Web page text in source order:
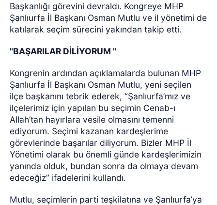
Başkanlığı görevini devraldı. Kongreye MHP
Şanlıurfa İl Başkanı Osman Mutlu ve il yönetimi de
katılarak seçim sürecini yakından takip etti.
"BAŞARILAR DİLİYORUM "
Kongrenin ardından açıklamalarda bulunan MHP
Şanlıurfa İl Başkanı Osman Mutlu, yeni seçilen
ilçe başkanını tebrik ederek, “Şanlıurfa’mız ve
ilçelerimiz için yapılan bu seçimin Cenab-ı
Allah’tan hayırlara vesile olmasını temenni
ediyorum. Seçimi kazanan kardeşlerime
görevlerinde başarılar diliyorum. Bizler MHP İl
Yönetimi olarak bu önemli günde kardeşlerimizin
yanında olduk, bundan sonra da olmaya devam
edeceğiz” ifadelerini kullandı.
Mutlu, seçimlerin parti teşkilatına ve Şanlıurfa’ya